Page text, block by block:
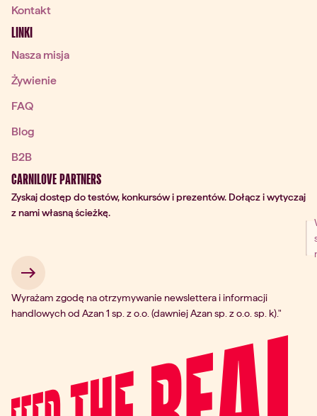
Kontakt
LINKI
Nasza misja
Żywienie
FAQ
Blog
B2B
CARNILOVE PARTNERS
Zyskaj dostęp do testów, konkursów i prezentów. Dołącz i wytyczaj
z nami własną ścieżkę.
→
Wyrażam zgodę na otrzymywanie newslettera i informacji
handlowych od Azan 1 sp. z o.o. (dawniej Azan sp. z o.o. sp. k)."